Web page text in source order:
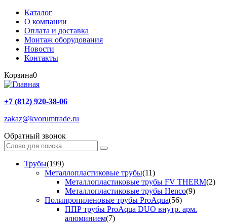
Каталог
О компании
Оплата и доставка
Монтаж оборудования
Новости
Контакты
Корзина0
+7 (812) 920-38-06
zakaz@kvorumtrade.ru
Обратный звонок
Трубы(199)
Металлопластиковые трубы(11)
Металлопластиковые трубы FV THERM(2)
Металлопластиковые трубы Henco(9)
Полипропиленовые трубы ProAqua(56)
ППР трубы ProAqua DUO внутр. арм.
алюминием(7)